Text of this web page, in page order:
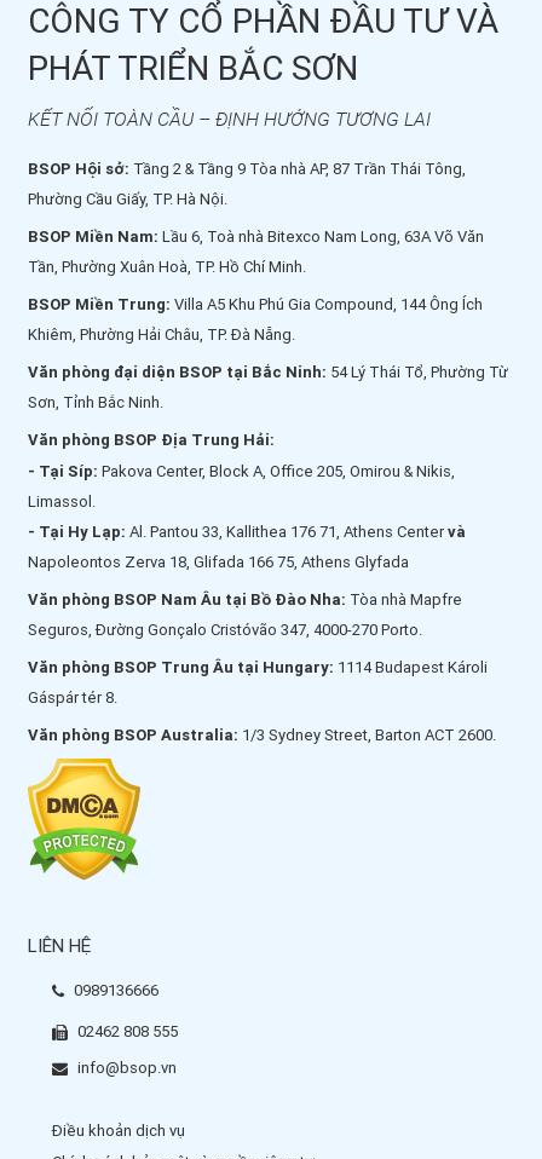
CÔNG TY CỔ PHẦN ĐẦU TƯ VÀ
PHÁT TRIỂN BẮC SƠN
KẾT NỐI TOÀN CẦU – ĐỊNH HƯỚNG TƯƠNG LAI
BSOP Hội sở: Tầng 2 & Tầng 9 Tòa nhà AP, 87 Trần Thái Tông,
Phường Cầu Giấy, TP. Hà Nội.
BSOP Miền Nam: Lầu 6, Toà nhà Bitexco Nam Long, 63A Võ Văn
Tần, Phường Xuân Hoà, TP. Hồ Chí Minh.
BSOP Miền Trung: Villa A5 Khu Phú Gia Compound, 144 Ông Ích
Khiêm, Phường Hải Châu, TP. Đà Nẵng.
Văn phòng đại diện BSOP tại Bắc Ninh: 54 Lý Thái Tổ, Phường Từ
Sơn, Tỉnh Bắc Ninh.
Văn phòng BSOP Địa Trung Hải:
- Tại Síp: Pakova Center, Block A, Office 205, Omirou & Nikis,
Limassol.
- Tại Hy Lạp: Al. Pantou 33, Kallithea 176 71, Athens Centervà
Napoleontos Zerva 18, Glifada 166 75, Athens Glyfada
Văn phòng BSOP Nam Âu tại Bồ Đào Nha: Tòa nhà Mapfre
Seguros, Đường Gonçalo Cristóvão 347, 4000-270 Porto.
Văn phòng BSOP Trung Âu tại Hungary: 1114 Budapest Károli
Gáspár tér 8.
Văn phòng BSOP Australia: 1/3 Sydney Street, Barton ACT 2600.
LIÊN HỆ
0989136666
02462 808 555
info@bsop.vn
Điều khoản dịch vụ